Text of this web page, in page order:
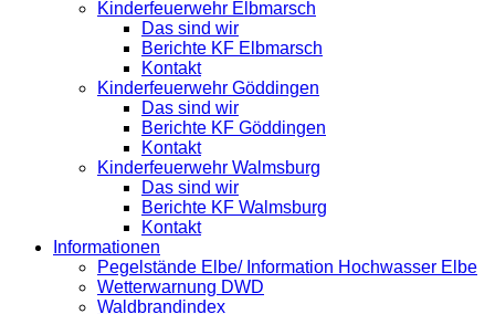
Kinderfeuerwehr Elbmarsch
Das sind wir
Berichte KF Elbmarsch
Kontakt
Kinderfeuerwehr Göddingen
Das sind wir
Berichte KF Göddingen
Kontakt
Kinderfeuerwehr Walmsburg
Das sind wir
Berichte KF Walmsburg
Kontakt
Informationen
Pegelstände Elbe/ Information Hochwasser Elbe
Wetterwarnung DWD
Waldbrandindex